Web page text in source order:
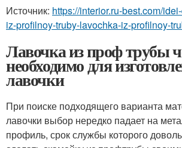
Источник: https://interior.ru-best.com/
iz-profilnoy-truby-lavochka-iz-profilnoy-
Лавочка из проф трубы
необходимо для
лавочки
При поиске подходящего варианта
лавочки выбор нередко падает на
профиль, срок службы которого